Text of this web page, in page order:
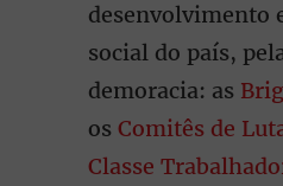
desenvolvimento
social do país,
demoracia: as
os Comitês de
Classe